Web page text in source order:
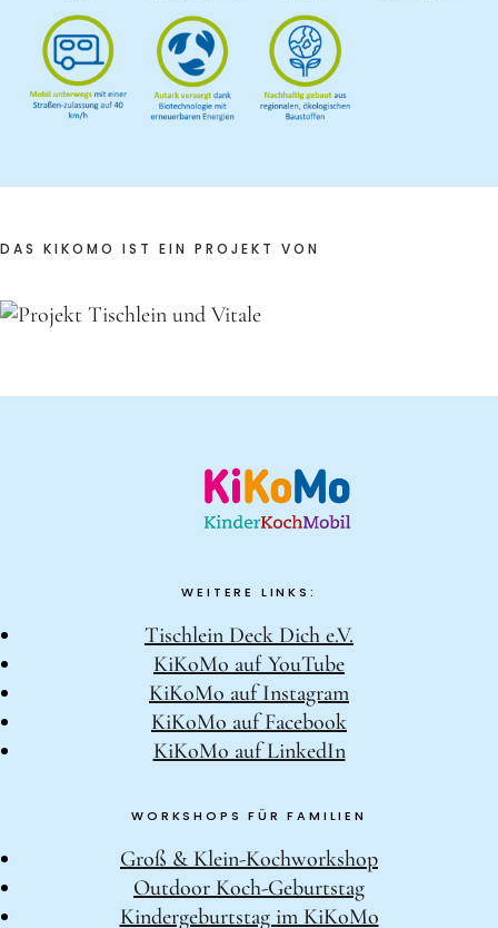
DAS KIKOMO IST EIN PROJEKT VON
WEITERE LINKS:
Tischlein Deck Dich e.V.
KiKoMo auf YouTube
KiKoMo auf Instagram
KiKoMo auf Facebook
KiKoMo auf LinkedIn
WORKSHOPS FÜR FAMILIEN
Groß & Klein-Kochworkshop
Outdoor Koch-Geburtstag
Kindergeburtstag im KiKoMo